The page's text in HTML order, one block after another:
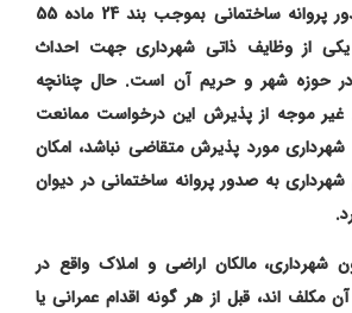
الزام شهرداری به صدور پروانه ساختمانی بموجب بند 24 ماده 55
یکی از وظایف ذاتی شهرداری جهت احداث
حوزه شهر و حریم آن است. حال چنانچه
غیر موجه از پذیرش این درخواست ممانعت
شهرداری مورد پذیرش متقاضی نباشد، امکان
به صدور پروانه ساختمانی در دیوان
ماده 100 قانون شهرداری، مالکان اراضی و املاک واقع در
مکلف اند، قبل از هر گونه اقدام عمرانی یا